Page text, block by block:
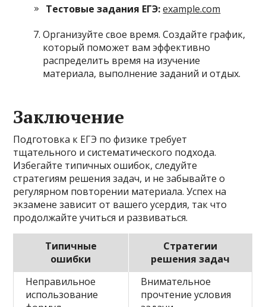
Тестовые задания ЕГЭ: example.com
Организуйте свое время. Создайте график,
который поможет вам эффективно
распределить время на изучение
материала, выполнение заданий и отдых.
Заключение
Подготовка к ЕГЭ по физике требует
тщательного и систематического подхода.
Избегайте типичных ошибок, следуйте
стратегиям решения задач, и не забывайте о
регулярном повторении материала. Успех на
экзамене зависит от вашего усердия, так что
продолжайте учиться и развиваться.
Типичные
ошибки
Стратегии
решения задач
Неправильное
использование
Внимательное
прочтение условия